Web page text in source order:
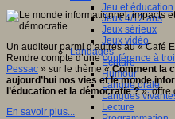
Jeu et éducation
Jeux 4/12 ans
Jeux sérieux
Jeux vidéo
Langages
Ecriture
Humour
Langue orale
Langues
Lecture
Un auditeur parmi d’autres au « Café
Rendre compte d’uneconférence à
Pessac » sur le thème «Comment la
aujourd’hui nos vies et le monde
l’éducation et la démocratie ?», offre
En savoir plus...